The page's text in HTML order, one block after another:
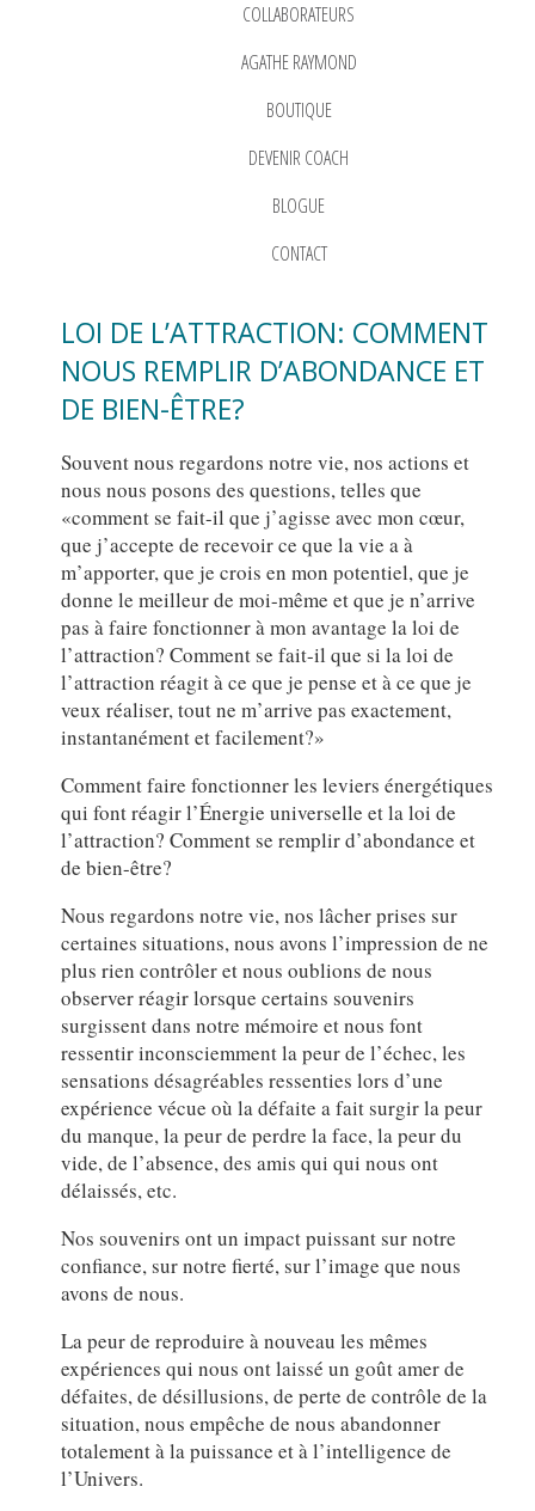
COLLABORATEURS
AGATHE RAYMOND
BOUTIQUE
DEVENIR COACH
BLOGUE
CONTACT
LOI DE L’ATTRACTION: COMMENT
NOUS REMPLIR D’ABONDANCE ET
DE BIEN-ÊTRE?
Souvent nous regardons notre vie, nos actions et
nous nous posons des questions, telles que
«comment se fait-il que j’agisse avec mon cœur,
que j’accepte de recevoir ce que la vie a à
m’apporter, que je crois en mon potentiel, que je
donne le meilleur de moi-même et que je n’arrive
pas à faire fonctionner à mon avantage la loi de
l’attraction? Comment se fait-il que si la loi de
l’attraction réagit à ce que je pense et à ce que je
veux réaliser, tout ne m’arrive pas exactement,
instantanément et facilement?»
Comment faire fonctionner les leviers énergétiques
qui font réagir l’Énergie universelle et la loi de
l’attraction? Comment se remplir d’abondance et
de bien-être?
Nous regardons notre vie, nos lâcher prises sur
certaines situations, nous avons l’impression de ne
plus rien contrôler et nous oublions de nous
observer réagir lorsque certains souvenirs
surgissent dans notre mémoire et nous font
ressentir inconsciemment la peur de l’échec, les
sensations désagréables ressenties lors d’une
expérience vécue où la défaite a fait surgir la peur
du manque, la peur de perdre la face, la peur du
vide, de l’absence, des amis qui qui nous ont
délaissés, etc.
Nos souvenirs ont un impact puissant sur notre
confiance, sur notre fierté, sur l’image que nous
avons de nous.
La peur de reproduire à nouveau les mêmes
expériences qui nous ont laissé un goût amer de
défaites, de désillusions, de perte de contrôle de la
situation, nous empêche de nous abandonner
totalement à la puissance et à l’intelligence de
l’Univers.